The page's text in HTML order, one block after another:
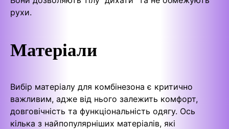
рухи.
Матеріали
Вибір матеріалу для комбінезона є критично
важливим, адже від нього залежить комфорт,
довговічність та функціональність одягу. Ось
кілька з найпопулярніших матеріалів, які